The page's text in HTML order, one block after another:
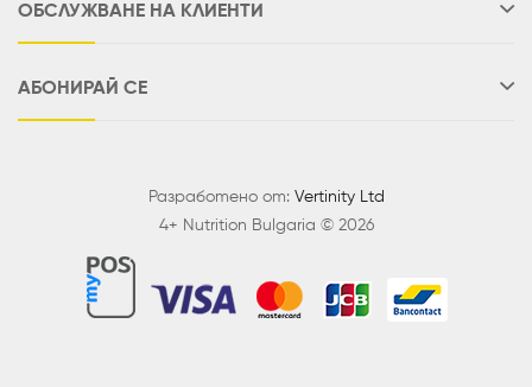
ОБСЛУЖВАНЕ НА КЛИЕНТИ
АБОНИРАЙ СЕ
Разработено от: Vertinity Ltd
4+ Nutrition Bulgaria © 2026